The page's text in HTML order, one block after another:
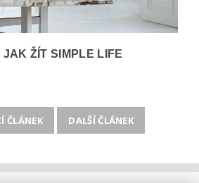
JAK ŽÍT SIMPLE LIFE
ČLÁNEK DALŠÍ ČLÁNEK